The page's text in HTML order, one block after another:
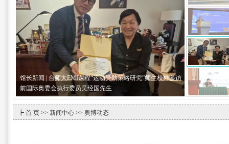
馆长新闻 | 台师大EMI课程“运动赞助策略研究”师生校外参访
前国际奥委会执行委员吴经国先生
┣ 首 页 >> 新闻中心 >> 奥博动态